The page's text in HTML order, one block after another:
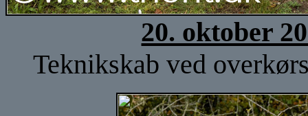
20. oktober
Teknikskab ved